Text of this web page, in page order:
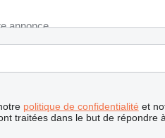
politique de confidentialité et
traitées dans le but de répondre